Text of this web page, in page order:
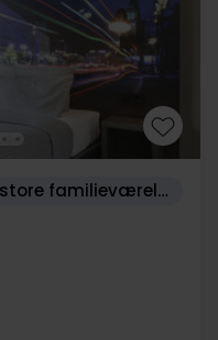
God offentlig transport & store familieværelser